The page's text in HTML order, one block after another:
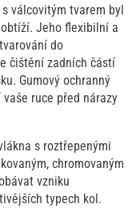
válcovitým tvarem byl
Jeho flexibilní a
do
čištění zadních částí
Gumový ochranný
ruce před nárazy
s roztřepenými
chromovaným
vzniku
typech kol.